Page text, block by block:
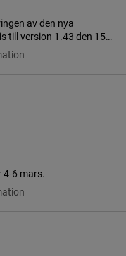
av den nya
till version 1.43 den 15
och innebar inga större
för integrationer mot
6 mars.